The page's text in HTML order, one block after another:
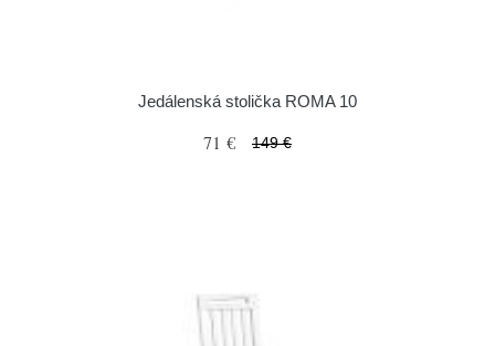
Jedálenská stolička ROMA 10
71 € 149 €